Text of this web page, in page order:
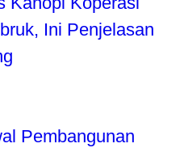
Ini Penjelasan
Pembangunan